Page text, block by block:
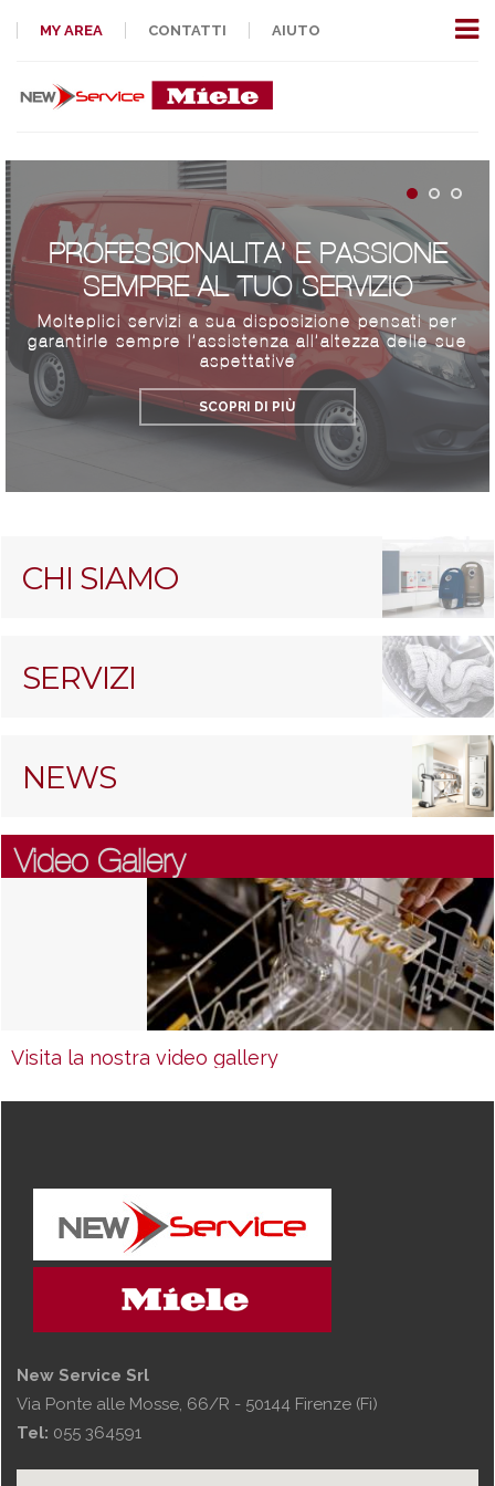
MY AREA CONTATTI AIUTO
PROFESSIONALITA’ E PASSIONE
SEMPRE AL TUO SERVIZIO
Molteplici servizi a sua disposizione pensati per
garantirle sempre l’assistenza all’altezza delle sue
aspettative
SCOPRI DI PIÙ
CHI SIAMO
SERVIZI
NEWS
Video Gallery
Visita la nostra video gallery
New Service Srl
Via Ponte alle Mosse, 66/R - 50144 Firenze (Fi)
Tel: 055 364591